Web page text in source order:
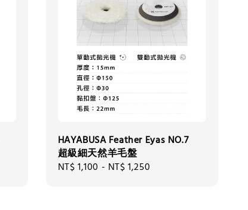
HAYABUSA Feather Eyas NO.7
超級細天然羊毛盤
Regular
NT$ 1,100 - NT$ 1,250